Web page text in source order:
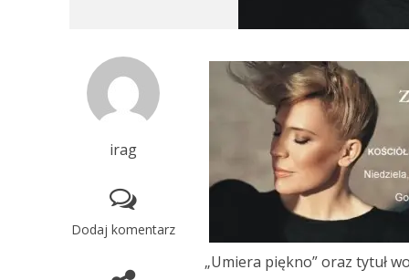
irag
Dodaj komentarz
„Umiera piękno” oraz tytuł